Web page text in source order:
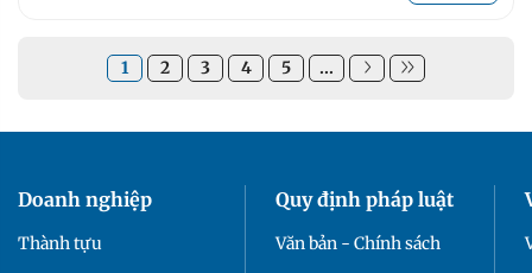
1 2 3 4 5 ...
Doanh nghiệp
Thành tựu
Quy định pháp luật
Văn bản - Chính sách